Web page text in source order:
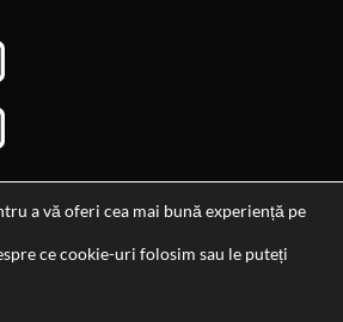
al stocului si ale preturilor: 29-12-
a vă oferi cea mai bună experiență pe
ce cookie-uri folosim sau le puteți